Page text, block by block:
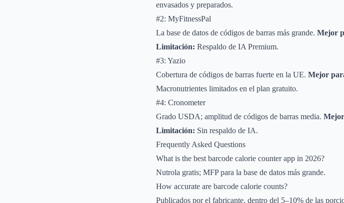
envasados y preparados.
#2: MyFitnessPal
La base de datos de códigos de barras más grande. Mejor
Limitación: Respaldo de IA Premium.
#3: Yazio
Cobertura de códigos de barras fuerte en la UE. Mejor
Macronutrientes limitados en el plan gratuito.
#4: Cronometer
Grado USDA; amplitud de códigos de barras media.
Limitación: Sin respaldo de IA.
Frequently Asked Questions
What is the best barcode calorie counter app in 2026?
Nutrola gratis; MFP para la base de datos más grande.
How accurate are barcode calorie counts?
Publicados por el fabricante, dentro del 5–10% de las